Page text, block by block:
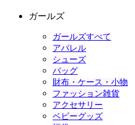
ガールズ
ガールズすべて
アパレル
シューズ
バッグ
財布・ケース・小物
ファッション雑貨
アクセサリー
ベビーグッズ